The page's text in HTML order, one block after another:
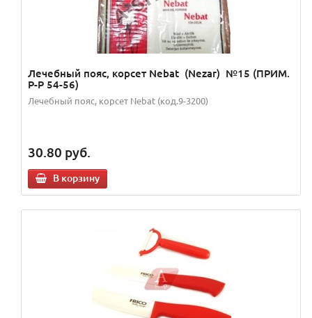
Лечебный пояс, корсет Nebat (Nezar) №15 (ПРИМ.
Р-Р 54-56)
Лечебный пояс, корсет Nebat (код.9-3200)
30.80 руб.
В корзину